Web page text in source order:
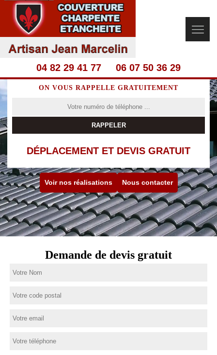
04 82 29 41 77 06 07 50 36 29
ON VOUS RAPPELLE GRATUITEMENT
DÉPLACEMENT ET DEVIS GRATUIT
Voir nos réalisations Nous contacter
Demande de devis gratuit